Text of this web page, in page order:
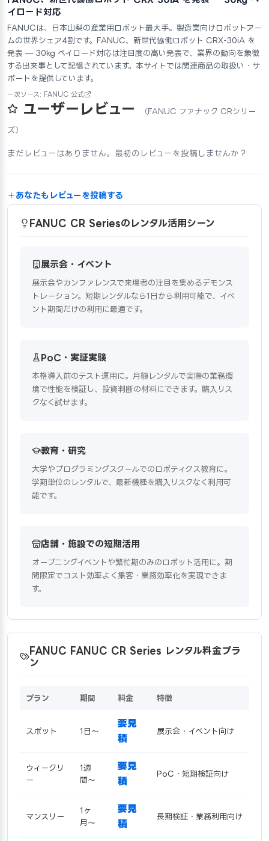
イロード対応
FANUCは、日本山梨の産業用ロボット最大手。製造業向けロボットアー
ムの世界シェア4割です。FANUC、新世代協働ロボット CRX-30iA を
発表 — 30kg ペイロード対応は注目度の高い発表で、業界の動向を象徴
する出来事として記憶されています。本サイトでは関連商品の取扱い・サ
ポートを提供しています。
一次ソース: FANUC 公式
ユーザーレビュー （FANUC ファナック CRシリー
ズ）
まだレビューはありません。最初のレビューを投稿しませんか？
あなたもレビューを投稿する
FANUC CR Seriesのレンタル活用シーン
展示会・イベント
展示会やカンファレンスで来場者の注目を集めるデモンス
トレーション。短期レンタルなら1日から利用可能で、イベ
ント期間だけの利用に最適です。
PoC・実証実験
本格導入前のテスト運用に。月額レンタルで実際の業務環
境で性能を検証し、投資判断の材料にできます。購入リス
クなく試せます。
教育・研究
大学やプログラミングスクールでのロボティクス教育に。
学期単位のレンタルで、最新機種を購入リスクなく利用可
能です。
店舗・施設での短期活用
オープニングイベントや繁忙期のみのロボット活用に。期
間限定でコスト効率よく集客・業務効率化を実現できま
す。
FANUC FANUC CR Series レンタル料金プラ
ン
プラン 期間 料金 特徴
スポット 1日〜
要見
積
展示会・イベント向け
ウィークリ
ー
1週
間〜
要見
積
PoC・短期検証向け
マンスリー
1ヶ
月〜
要見
積
長期検証・業務利用向け